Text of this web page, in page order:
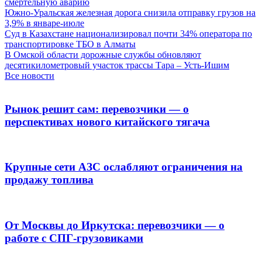
смертельную аварию
Южно-Уральская железная дорога снизила отправку грузов на
3,9% в январе-июле
Суд в Казахстане национализировал почти 34% оператора по
транспортировке ТБО в Алматы
В Омской области дорожные службы обновляют
десятикилометровый участок трассы Тара – Усть-Ишим
Все новости
Рынок решит сам: перевозчики — о
перспективах нового китайского тягача
Крупные сети АЗС ослабляют ограничения на
продажу топлива
От Москвы до Иркутска: перевозчики — о
работе с СПГ-грузовиками